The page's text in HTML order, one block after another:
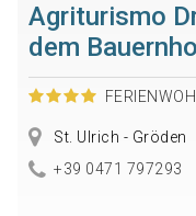
Agriturismo
dem
St. Ulrich - Gröden
+39 0471 797293